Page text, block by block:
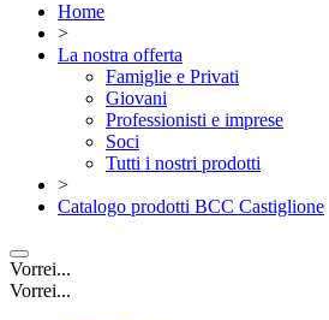
Home
>
La nostra offerta
Famiglie e Privati
Giovani
Professionisti e imprese
Soci
Tutti i nostri prodotti
>
Catalogo prodotti BCC Castiglione
Vorrei...
Vorrei...